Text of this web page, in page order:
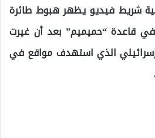
شريط فيديو يظهر هبوط طائرة
قاعدة “حميميم” بعد أن غيرت
الذي استهدف مواقع في